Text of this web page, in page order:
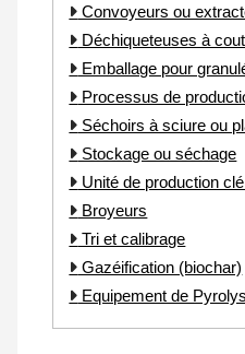
Convoyeurs ou
Déchiqueteuses à
Emballage pour
Processus de
Séchoirs à sciure ou
Stockage ou séchage
Unité de production
Broyeurs
Tri et calibrage
Gazéification (biochar)
Equipement de